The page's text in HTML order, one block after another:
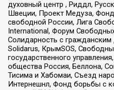
духовный центр , Риддл,
Швеции, Проект Медуза,
свободной России, Лига
International, Форум
Солидарность с
Solidarus, КрымSOS,
государственного
общества Россия, Беллона,
Тисима и Хабомаи, Съезд
Интернешнл, Фонд борьбы с